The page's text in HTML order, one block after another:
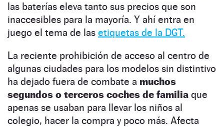
las baterías eleva tanto sus precios que son
inaccesibles para la mayoría. Y ahí entra en
juego el tema de las etiquetas de la DGT.
La reciente prohibición de acceso al centro de
algunas ciudades para los modelos sin distintivo
ha dejado fuera de combate a muchos
segundos o terceros coches de familia que
apenas se usaban para llevar los niños al
colegio, hacer la compra y poco más. Afecta